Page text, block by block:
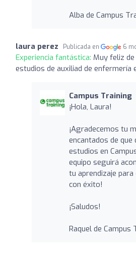
Alba de Campus
laura perez Publicada en 6
Experiencia fantástica: Muy feliz
estudios de auxiliad de enfermería
Campus Training
¡Hola, Laura!
¡Agradecemos tu
encantados de
estudios en
equipo seguirá
tu aprendizaje
con éxito!
¡Saludos!
Raquel de Campus